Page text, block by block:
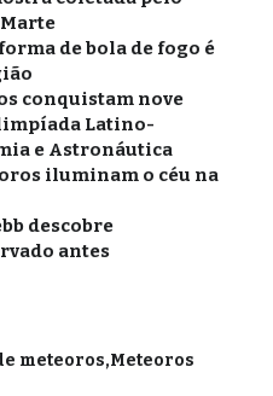
de bola de fogo é
conquistam nove
Latino-
e Astronáutica
iluminam o céu na
descobre
antes
meteoros Meteoros